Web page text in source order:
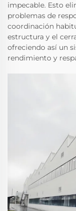
impecable. Esto
problemas de
coordinación
estructura y el
ofreciendo así un
rendimiento y